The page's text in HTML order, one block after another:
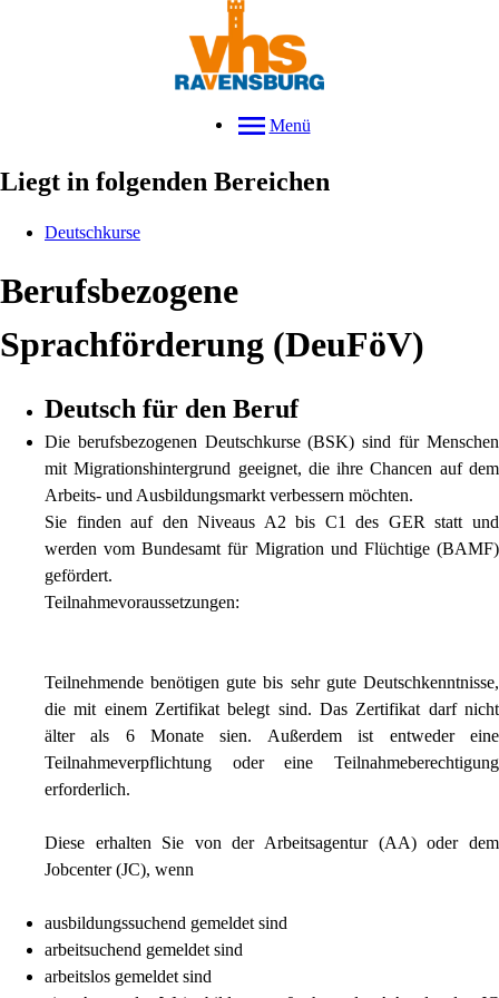
Menü
Liegt in folgenden Bereichen
Deutschkurse
Berufsbezogene
Sprachförderung (DeuFöV)
Deutsch für den Beruf
Die berufsbezogenen Deutschkurse (BSK) sind für Menschen
mit Migrationshintergrund geeignet, die ihre Chancen auf dem
Arbeits- und Ausbildungsmarkt verbessern möchten.
Sie finden auf den Niveaus A2 bis C1 des GER statt und
werden vom Bundesamt für Migration und Flüchtige (BAMF)
gefördert.
Teilnahmevoraussetzungen:
Teilnehmende benötigen gute bis sehr gute Deutschkenntnisse,
die mit einem Zertifikat belegt sind. Das Zertifikat darf nicht
älter als 6 Monate sien. Außerdem ist entweder eine
Teilnahmeverpflichtung oder eine Teilnahmeberechtigung
erforderlich.
Diese erhalten Sie von der Arbeitsagentur (AA) oder dem
Jobcenter (JC), wenn
ausbildungssuchend gemeldet sind
arbeitsuchend gemeldet sind
arbeitslos gemeldet sind